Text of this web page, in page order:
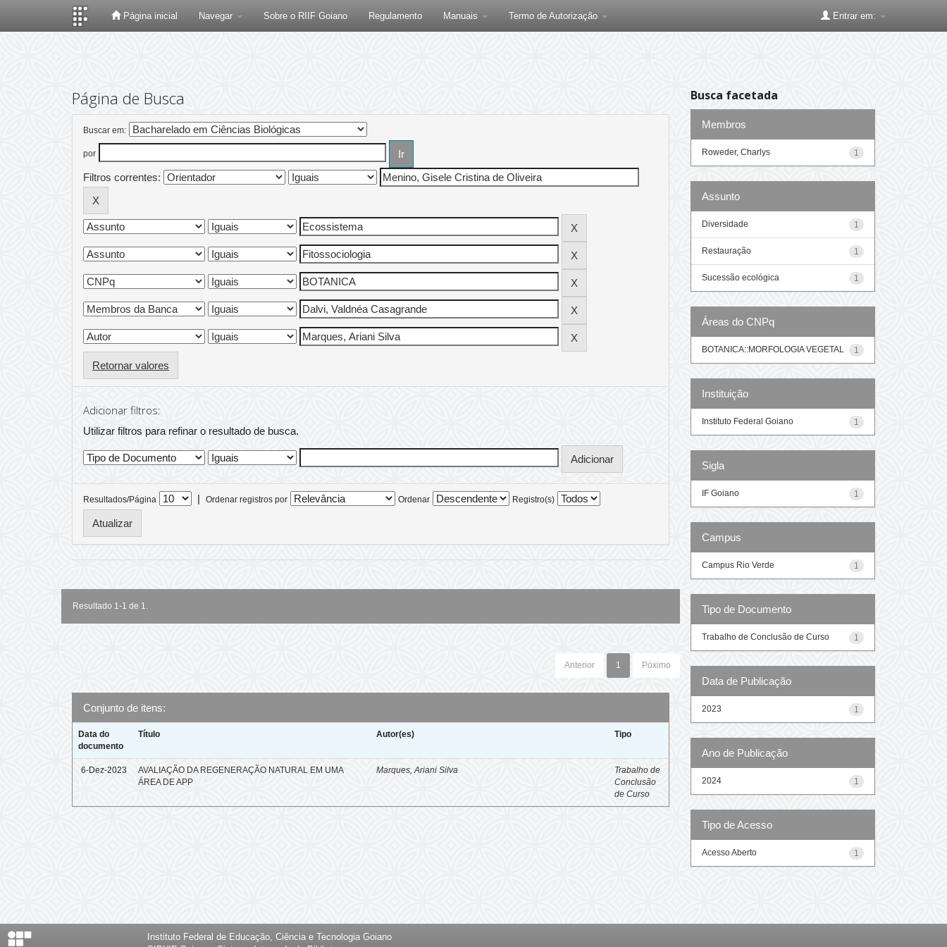
Página inicial Navegar Sobre o RIIF Goiano Regulamento Manuais Termo de Autorização Entrar em:
Página de Busca
Buscar em:
por
Filtros correntes:
Retornar valores
Adicionar filtros:
Utilizar filtros para refinar o resultado de busca.
Resultados/Página | Ordenar registros por Ordenar Registro(s)
Resultado 1-1 de 1.
Anterior 1 Póximo
Conjunto de itens:
Data do
documento
Título Autor(es) Tipo
6-Dez-2023
AVALIAÇÃO DA REGENERAÇÃO NATURAL EM UMA
ÁREA DE APP
Marques, Ariani Silva
Trabalho de
Conclusão
de Curso
Busca facetada
Membros
1
Roweder, Charlys
Assunto
1
Diversidade
1
Restauração
1
Sucessão ecológica
Áreas do CNPq
1
BOTANICA::MORFOLOGIA VEGETAL
Instituição
1
Instituto Federal Goiano
Sigla
1
IF Goiano
Campus
1
Campus Rio Verde
Tipo de Documento
1
Trabalho de Conclusão de Curso
Data de Publicação
1
2023
Ano de Publicação
1
2024
Tipo de Acesso
1
Acesso Aberto
Instituto Federal de Educação, Ciência e Tecnologia Goiano